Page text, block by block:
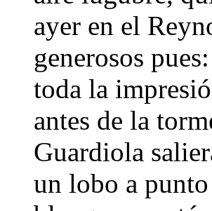
ayer en el
generosos
toda la
antes de la
Guardiola
un lobo a